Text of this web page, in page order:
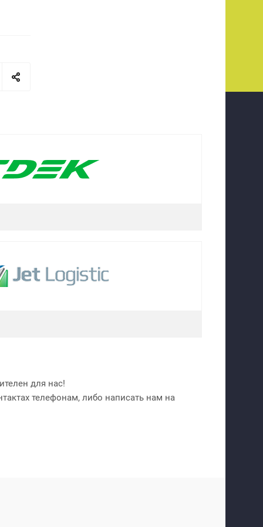
для нас!
телефонам, либо написать нам на